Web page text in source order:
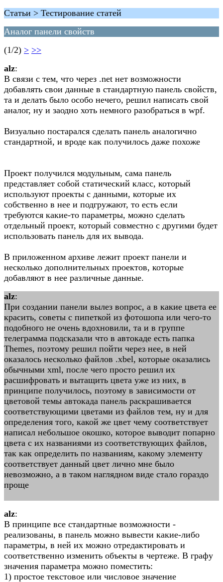
Статьи > Тестирование статей
Аналог панели свойств
(1/2) > >>
alz:
В связи с тем, что через .net нет возможности
добавлять свои данные в стандартную панель свойств,
та и делать было особо нечего, решил написать свой
аналог, ну и заодно хоть немного разобраться в wpf.
Визуально постарался сделать панель аналогично
стандартной, и вроде как получилось даже похоже
Проект получился модульным, сама панель
представляет собой статический класс, который
используют проекты с данными, которые их
собственно в нее и подгружают, то есть если
требуются какие-то параметры, можно сделать
отдельный проект, который совместно с другими будет
использовать панель для их вывода.
В приложенном архиве лежит проект панели и
несколько дополнительных проектов, которые
добавляют в нее различные данные.
alz:
При создании панели вылез вопрос, а в какие цвета ее
красить, советы с пипеткой из фотошопа или чего-то
подобного не очень вдохновили, та и в группе
телеграмма подсказали что в автокаде есть папка
Themes, поэтому решил пойти через нее, в ней
оказалось несколько файлов .xbel, которые оказались
обычными xml, после чего просто решил их
расшифровать и вытащить цвета уже из них, в
принципе получилось, поэтому в зависимости от
цветовой темы автокада панель раскрашивается
соответствующими цветами из файлов тем, ну и для
определения того, какой же цвет чему соответствует
написал небольшое окошко, которое выводит попарно
цвета с их названиями из соответствующих файлов,
так как определить по названиям, какому элементу
соответствует данный цвет лично мне было
невозможно, а в таком наглядном виде стало гораздо
проще
alz:
В принципе все стандартные возможности -
реализованы, в панель можно вывести какие-либо
параметры, в ней их можно отредактировать и
соответственно изменить объекты в чертеже. В графу
значения параметра можно поместить:
1) простое текстовое или числовое значение